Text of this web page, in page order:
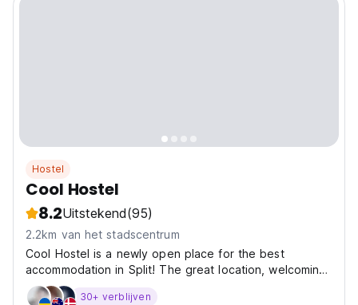
Hostel
Cool Hostel
8.2Uitstekend(95)
2.2km van het stadscentrum
Cool Hostel is a newly open place for the best
accommodation in Split! The great location, welcoming
staff, and modern design with communal spaces are
perfect for connecting with other travelers, sharing
30+ verblijven